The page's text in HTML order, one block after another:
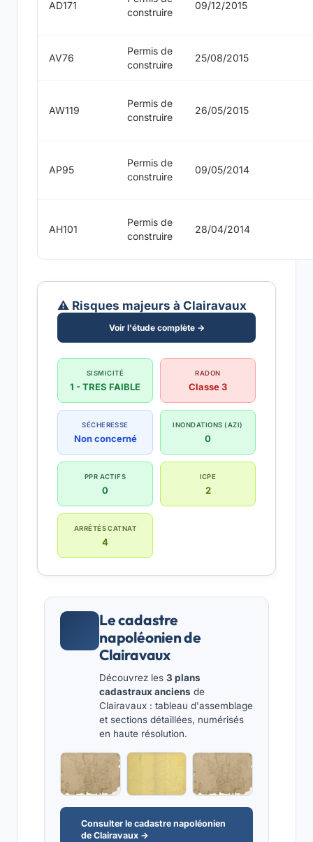
AD171
construire
09/12/2015
AV76
Permis de
construire
25/08/2015
AW119
Permis de
construire
26/05/2015
AP95
Permis de
construire
09/05/2014
AH101
Permis de
construire
28/04/2014
⚠️ Risques majeurs à Clairavaux
Voir l'étude complète →
SISMICITÉ
1 - TRES FAIBLE
RADON
Classe 3
SÉCHERESSE
Non concerné
INONDATIONS (AZI)
0
PPR ACTIFS
0
ICPE
2
ARRÊTÉS CATNAT
4
Le cadastre
napoléonien de
Clairavaux
Découvrez les 3 plans
cadastraux anciens de
Clairavaux : tableau d'assemblage
et sections détaillées, numérisés
en haute résolution.
Consulter le cadastre napoléonien
de Clairavaux →